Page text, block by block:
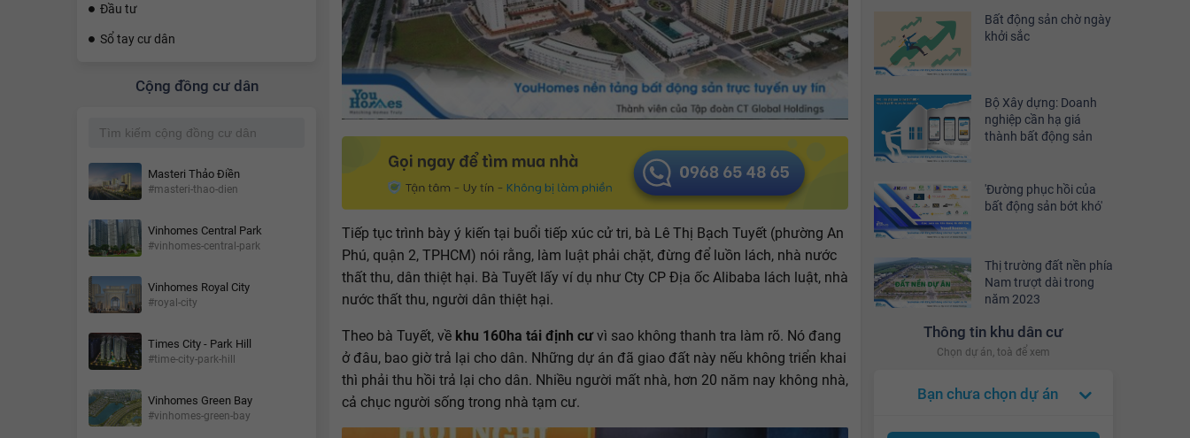
Đầu tư
Sổ tay cư dân
Cộng đồng cư dân
Masteri Thảo Điền
#masteri-thao-dien
Vinhomes Central Park
#vinhomes-central-park
Vinhomes Royal City
#royal-city
Times City - Park Hill
#time-city-park-hill
Vinhomes Green Bay
#vinhomes-green-bay
Bất động sản chờ ngày
khởi sắc
Bộ Xây dựng: Doanh
nghiệp cần hạ giá
thành bất động sản
'Đường phục hồi của
bất động sản bớt khó'
Thị trường đất nền phía
Nam trượt dài trong
năm 2023
Thông tin khu dân cư
Chọn dự án, toà để xem
Bạn chưa chọn dự án
Tiếp tục trình bày ý kiến tại buổi tiếp xúc cử tri, bà Lê Thị Bạch Tuyết (phường An
Phú, quận 2, TPHCM) nói rằng, làm luật phải chặt, đừng để luồn lách, nhà nước
thất thu, dân thiệt hại. Bà Tuyết lấy ví dụ như Cty CP Địa ốc Alibaba lách luật, nhà
nước thất thu, người dân thiệt hại.
Theo bà Tuyết, về khu 160ha tái định cưvì sao không thanh tra làm rõ. Nó đang
ở đâu, bao giờ trả lại cho dân. Những dự án đã giao đất này nếu không triển khai
thì phải thu hồi trả lại cho dân. Nhiều người mất nhà, hơn 20 năm nay không nhà,
cả chục người sống trong nhà tạm cư.